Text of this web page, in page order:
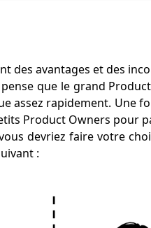
des avantages et des
que le grand
assez rapidement. Une
Product Owners pour
devriez faire votre
: